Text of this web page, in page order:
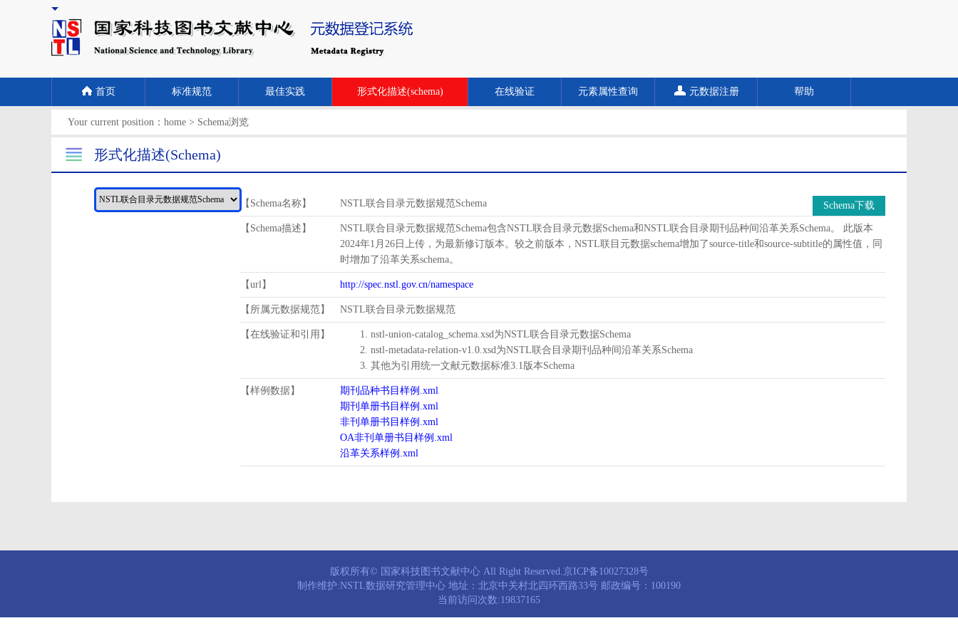
首页 标准规范 最佳实践 形式化描述(schema) 在线验证 元素属性查询 元数据注册 帮助
Your current position： home > Schema浏览
形式化描述(Schema)
【Schema名称】 NSTL联合目录元数据规范Schema Schema下载
【Schema描述】
NSTL联合目录元数据规范Schema包含NSTL联合目录元数据Schema和NSTL联合目录期刊品种间沿革关系Schema。 此版本
2024年1月26日上传，为最新修订版本。较之前版本，NSTL联目元数据schema增加了source-title和source-subtitle的属性值，同
时增加了沿革关系schema。
【url】 http://spec.nstl.gov.cn/namespace
【所属元数据规范】 NSTL联合目录元数据规范
【在线验证和引用】
1. nstl-union-catalog_schema.xsd为NSTL联合目录元数据Schema
2. nstl-metadata-relation-v1.0.xsd为NSTL联合目录期刊品种间沿革关系Schema
3. 其他为引用统一文献元数据标准3.1版本Schema
【样例数据】
期刊品种书目样例.xml
期刊单册书目样例.xml
非刊单册书目样例.xml
OA非刊单册书目样例.xml
沿革关系样例.xml
版权所有© 国家科技图书文献中心 All Right Reserved.京ICP备10027328号
制作维护:NSTL数据研究管理中心 地址：北京中关村北四环西路33号 邮政编号：100190
当前访问次数:19837165